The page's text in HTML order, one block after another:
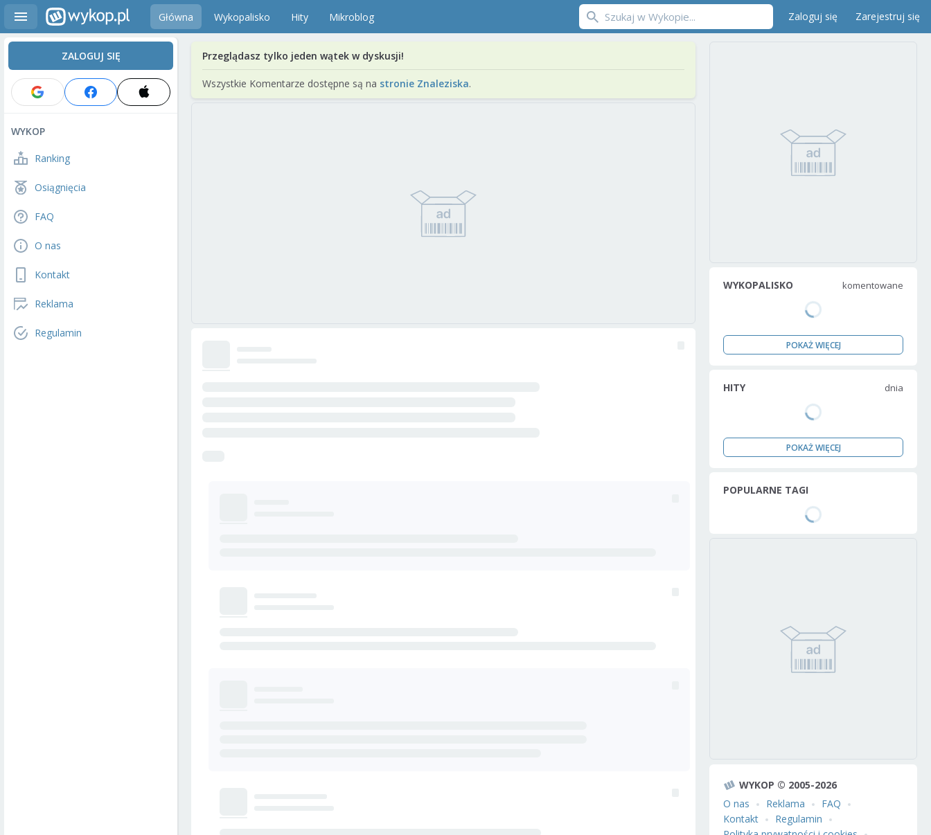
Główna Wykopalisko Hity Mikroblog Zaloguj się Zarejestruj się
ZALOGUJ SIĘ
WYKOP
Ranking
Osiągnięcia
FAQ
O nas
Kontakt
Reklama
Regulamin
Przeglądasz tylko jeden wątek w dyskusji!
Wszystkie Komentarze dostępne są na stronie Znaleziska.
WYKOPALISKO komentowane
POKAŻ WIĘCEJ
HITY dnia
POKAŻ WIĘCEJ
POPULARNE TAGI
WYKOP © 2005-2026
O nas
Reklama
FAQ
Kontakt
Regulamin